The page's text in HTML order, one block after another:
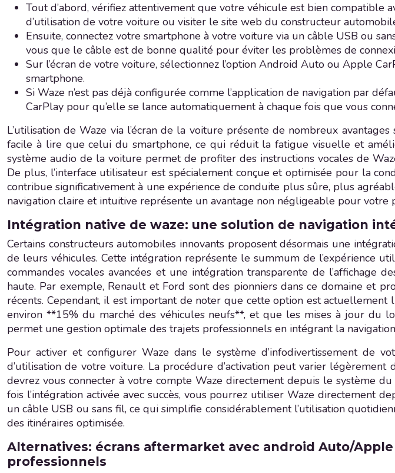
Tout d’abord, vérifiez attentivement que votre véhicule est bien
d’utilisation de votre voiture ou visiter le site web du constructeur
Ensuite, connectez votre smartphone à votre voiture via un câble USB ou
vous que le câble est de bonne qualité pour éviter les problèmes de
Sur l’écran de votre voiture, sélectionnez l’option Android Auto ou Apple
smartphone.
Si Waze n’est pas déjà configurée comme l’application de navigation par
CarPlay pour qu’elle se lance automatiquement à chaque fois que vous
L’utilisation de Waze via l’écran de la voiture présente de nombreux
facile à lire que celui du smartphone, ce qui réduit la fatigue visuelle et
système audio de la voiture permet de profiter des instructions vocales de
De plus, l’interface utilisateur est spécialement conçue et optimisée pour la
contribue significativement à une expérience de conduite plus sûre, plus
navigation claire et intuitive représente un avantage non négligeable pour votre
Intégration native de waze: une solution de navigation
Certains constructeurs automobiles innovants proposent désormais une
de leurs véhicules. Cette intégration représente le summum de l’expérience
commandes vocales avancées et une intégration transparente de
haute. Par exemple, Renault et Ford sont des pionniers dans ce domaine et
récents. Cependant, il est important de noter que cette option est
environ **15% du marché des véhicules neufs**, et que les mises à jour du
permet une gestion optimale des trajets professionnels en intégrant la
Pour activer et configurer Waze dans le système d’infodivertissement de
d’utilisation de votre voiture. La procédure d’activation peut varier légèrement
devrez vous connecter à votre compte Waze directement depuis le système
fois l’intégration activée avec succès, vous pourrez utiliser Waze directement
un câble USB ou sans fil, ce qui simplifie considérablement l’utilisation
des itinéraires optimisée.
Alternatives: écrans aftermarket avec android Auto/
professionnels